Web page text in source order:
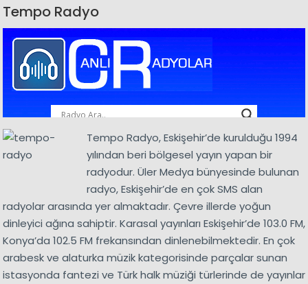
Tempo Radyo
Tempo Radyo, Eskişehir’de kurulduğu 1994
yılından beri bölgesel yayın yapan bir
radyodur. Üler Medya bünyesinde bulunan
radyo, Eskişehir’de en çok SMS alan
radyolar arasında yer almaktadır. Çevre illerde yoğun
dinleyici ağına sahiptir. Karasal yayınları Eskişehir’de 103.0 FM,
Konya’da 102.5 FM frekansından dinlenebilmektedir. En çok
arabesk ve alaturka müzik kategorisinde parçalar sunan
istasyonda fantezi ve Türk halk müziği türlerinde de yayınlar